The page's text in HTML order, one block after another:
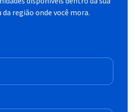
região onde você mora.